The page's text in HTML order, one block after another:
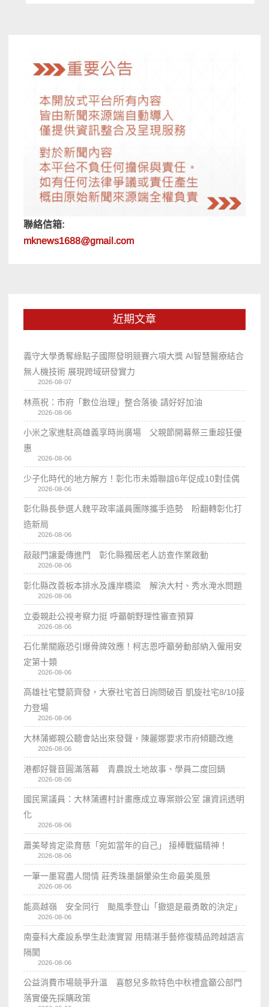
聯絡信箱:
mknews1688@gmail.com
近期文章
義守大學勇奪綠點子國際發明競賽六項大獎 AI智慧醫療結合
無人機技術 展現跨域研發實力
2026-08-07
林燕祝：市府「數位治理」整合落後 請好好加油
2026-08-06
小米之家進駐高雄義享時尚廣場 父親節開幕祭三重超狂優
惠
2026-08-06
少子化時代的地方解方！彰化市未婚聯誼6年促成10對佳偶
2026-08-06
彰化縣長參選人魏平政率議員團隊攜手造勢 盼翻轉彰化打
造新局
2026-08-06
敲敲門讓愛傳進門 彰化縣獨居老人訪查作業啟動
2026-08-06
彰化縣改善板本排水及護岸橋梁 解決大村、秀水淹水問題
2026-08-06
立委親赴公視考察力挺 呼籲朝野理性審查預算
2026-08-06
石化業關廠恐引爆骨牌效應！柯志恩呼籲勞動部納入僱用安
定第十類
2026-08-06
高雄社宅雙箭齊發，大寮社宅首日詢問破百 凱旋社宅8/10接
力登場
2026-08-06
大林蒲鄉親公聽會站出來發聲，陳麗娜要求市府傾聽改進
2026-08-06
港都好聲音圓滿落幕 青農說土地故事、學員二度回鍋
2026-08-06
國民黨議員：大林蒲遷村計畫應成立專案辦公室 讓資訊透明
化
2026-08-06
蕭美琴肯定梁育慈「宛如當年的自己」 接棒戰貓精神！
2026-08-06
一筆一墨寫盡人間情 莊秀珠墨韻暈染生命最美風景
2026-08-06
能高越嶺 安全同行 颱風季登山「撤退是最勇敢的決定」
2026-08-06
南臺科大產設系學生赴澳實習 用精湛手藝修復精品跨越語言
隔閡
2026-08-06
公益消費市場競爭升溫 喜憨兒多款特色中秋禮盒籲公部門
落實優先採購政策